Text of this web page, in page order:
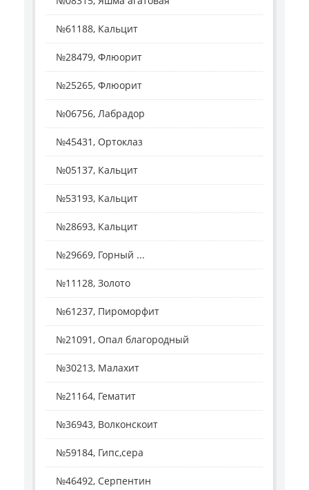
№61188, Кальцит
№28479, Флюорит
№25265, Флюорит
№06756, Лабрадор
№45431, Ортоклаз
№05137, Кальцит
№53193, Кальцит
№28693, Кальцит
№29669, Горный ...
№11128, Золото
№61237, Пироморфит
№21091, Опал благородный
№30213, Малахит
№21164, Гематит
№36943, Волконскоит
№59184, Гипс,сера
№46492, Серпентин